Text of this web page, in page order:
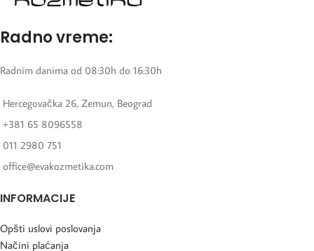
Radno vreme:
Radnim danima od 08:30h do 16:30h
Hercegovačka 26, Zemun, Beograd
+381 65 8096558
011 2980 751
office@evakozmetika.com
INFORMACIJE
Opšti uslovi poslovanja
Načini plaćanja